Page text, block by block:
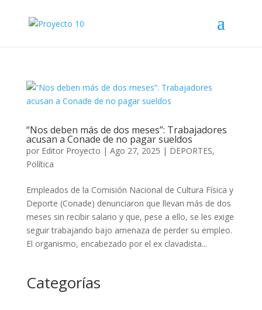
“Nos deben más de dos meses”: Trabajadores
acusan a Conade de no pagar sueldos
por Editor Proyecto | Ago 27, 2025 | DEPORTES,
Política
Empleados de la Comisión Nacional de Cultura Física y
Deporte (Conade) denunciaron que llevan más de dos
meses sin recibir salario y que, pese a ello, se les exige
seguir trabajando bajo amenaza de perder su empleo.
El organismo, encabezado por el ex clavadista...
Categorías